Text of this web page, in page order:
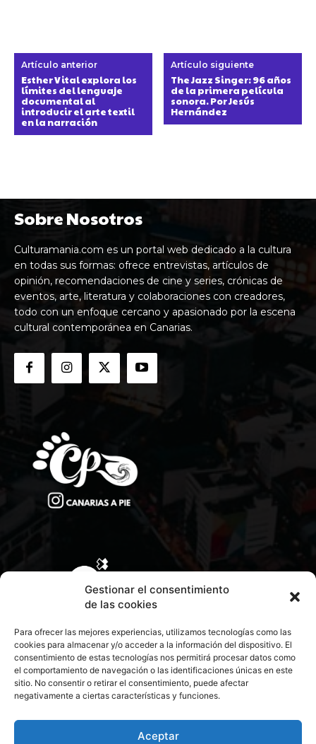
Gestionar el consentimiento
de las cookies
Para ofrecer las mejores experiencias, utilizamos tecnologías como las
cookies para almacenar y/o acceder a la información del dispositivo. El
consentimiento de estas tecnologías nos permitirá procesar datos como
el comportamiento de navegación o las identificaciones únicas en este
sitio. No consentir o retirar el consentimiento, puede afectar
negativamente a ciertas características y funciones.
Aceptar
Artículo anterior
Esther Vital explora los
límites del lenguaje
documental al
introducir el arte textil
en la narración
Artículo siguiente
The Jazz Singer: 96 años
de la primera película
sonora. Por Jesús
Hernández
Sobre Nosotros
Culturamania.com es un portal web dedicado a la cultura
en todas sus formas: ofrece entrevistas, artículos de
opinión, recomendaciones de cine y series, crónicas de
eventos, arte, literatura y colaboraciones con creadores,
todo con un enfoque cercano y apasionado por la escena
cultural contemporánea en Canarias.
CONTACTA CON NOSOTROS